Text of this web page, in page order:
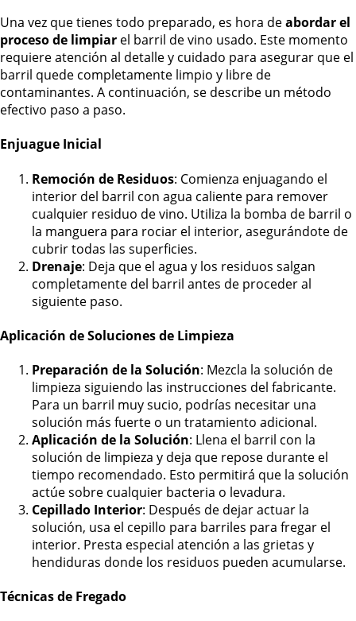
Una vez que tienes todo preparado, es hora deabordar el
proceso de limpiar el barril de vino usado. Este momento
requiere atención al detalle y cuidado para asegurar que el
barril quede completamente limpio y libre de
contaminantes. A continuación, se describe un método
efectivo paso a paso.
Enjuague Inicial
Remoción de Residuos: Comienza enjuagando el
interior del barril con agua caliente para remover
cualquier residuo de vino. Utiliza la bomba de barril o
la manguera para rociar el interior, asegurándote de
cubrir todas las superficies.
Drenaje: Deja que el agua y los residuos salgan
completamente del barril antes de proceder al
siguiente paso.
Aplicación de Soluciones de Limpieza
Preparación de la Solución: Mezcla la solución de
limpieza siguiendo las instrucciones del fabricante.
Para un barril muy sucio, podrías necesitar una
solución más fuerte o un tratamiento adicional.
Aplicación de la Solución: Llena el barril con la
solución de limpieza y deja que repose durante el
tiempo recomendado. Esto permitirá que la solución
actúe sobre cualquier bacteria o levadura.
Cepillado Interior: Después de dejar actuar la
solución, usa el cepillo para barriles para fregar el
interior. Presta especial atención a las grietas y
hendiduras donde los residuos pueden acumularse.
Técnicas de Fregado